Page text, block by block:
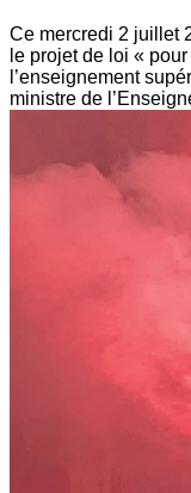
Ce mercredi 2 juillet
le projet de loi «
l’enseignement
ministre de